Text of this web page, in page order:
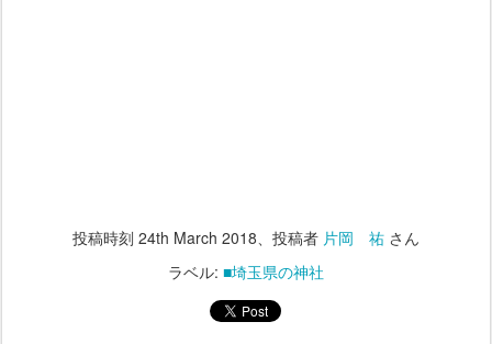
投稿時刻 24th March 2018、投稿者 片岡 祐 さん
ラベル: ■埼玉県の神社